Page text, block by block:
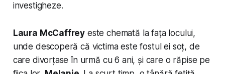
investigheze.
Laura McCaffrey este chemată la fața locului,
unde descoperă că victima este fostul ei soț, de
care divorțase în urmă cu 6 ani, și care o răpise pe